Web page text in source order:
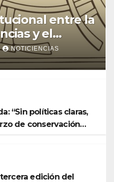
entre la
y el
y
NOTICIENCIAS
“Sin políticas claras,
de conservación
edición del